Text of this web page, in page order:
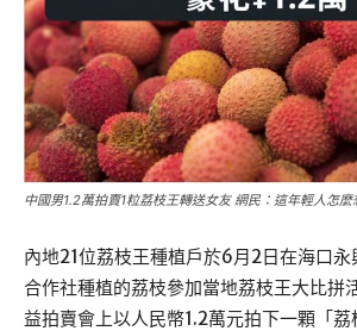
中國男1.2萬拍賣1粒荔枝王轉送女友 網民：這年輕人怎麼
內地21位荔枝王種植戶於6月2日在海口
合作社種植的荔枝參加當地荔枝王大比拼
益拍賣會上以人民幣1.2萬元拍下一顆「